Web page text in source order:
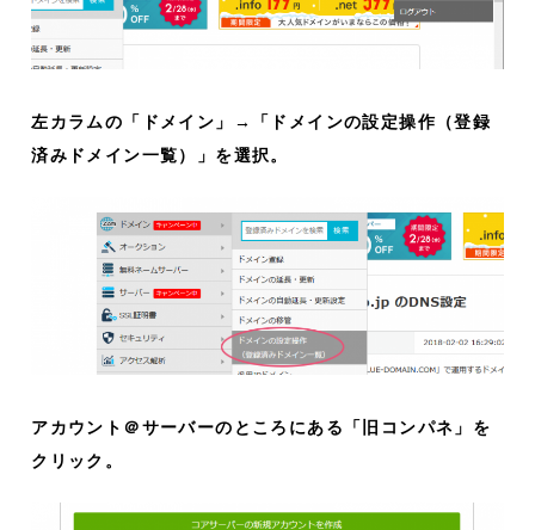
左カラムの「ドメイン」→「ドメインの設定操作（登録
済みドメイン一覧）」を選択。
アカウント＠サーバーのところにある「旧コンパネ」を
クリック。